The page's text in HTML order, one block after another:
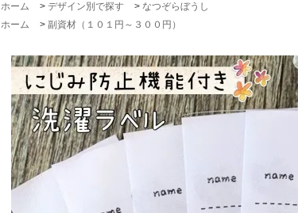
ホーム
> デザイン別で探す > なつぞらぼうし
ホーム
> 副資材（１０１円～３００円）